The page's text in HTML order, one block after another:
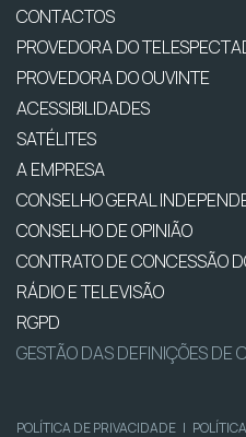
CONTACTOS
PROVEDORA DO
PROVEDORA DO OUVINTE
ACESSIBILIDADES
SATÉLITES
A EMPRESA
CONSELHO GERAL
CONSELHO DE OPINIÃO
CONTRATO DE CONCESSÃO
RÁDIO E TELEVISÃO
RGPD
GESTÃO DAS DEFINIÇÕES DE
POLÍTICA DE PRIVACIDADE |